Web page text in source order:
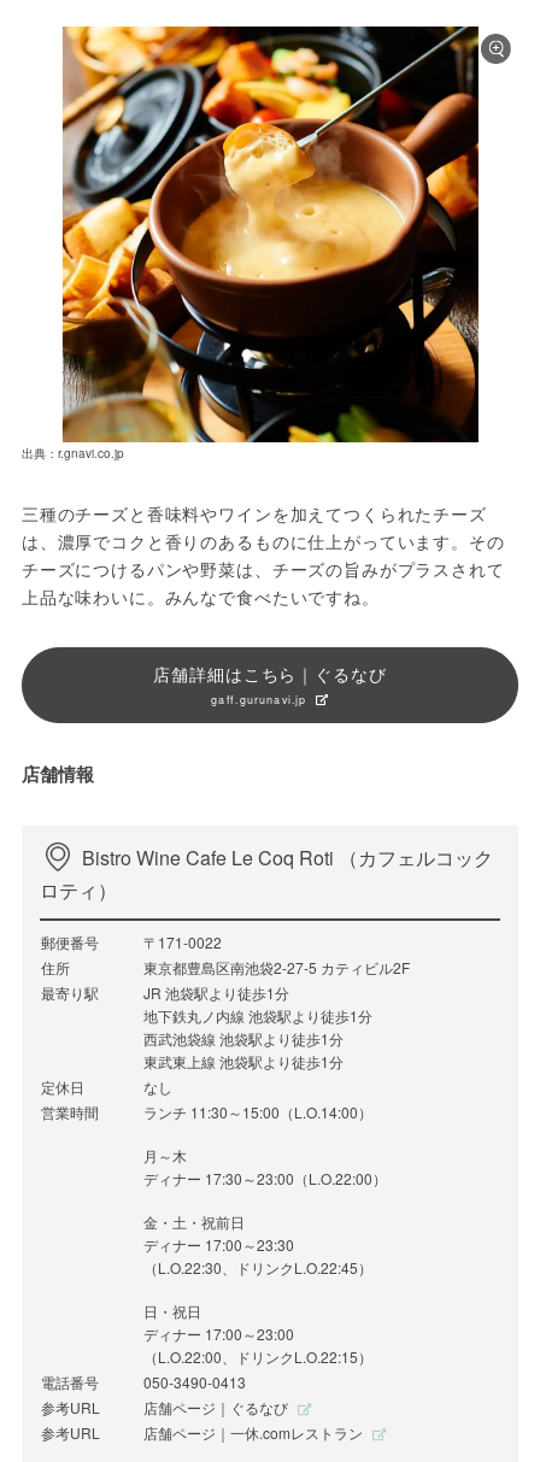
出典：r.gnavi.co.jp
三種のチーズと香味料やワインを加えてつくられたチーズ
は、濃厚でコクと香りのあるものに仕上がっています。その
チーズにつけるパンや野菜は、チーズの旨みがプラスされて
上品な味わいに。みんなで食べたいですね。
店舗詳細はこちら｜ぐるなび
gaff.gurunavi.jp
店舗情報
Bistro Wine Cafe Le Coq Roti （カフェルコック
ロティ）
郵便番号
〒171-0022
住所
東京都豊島区南池袋2-27-5 カティビル2F
最寄り駅
JR 池袋駅より徒歩1分
地下鉄丸ノ内線 池袋駅より徒歩1分
西武池袋線 池袋駅より徒歩1分
東武東上線 池袋駅より徒歩1分
定休日
なし
営業時間
ランチ 11:30～15:00（L.O.14:00）
月～木
ディナー 17:30～23:00（L.O.22:00）
金・土・祝前日
ディナー 17:00～23:30
（L.O.22:30、ドリンクL.O.22:45）
日・祝日
ディナー 17:00～23:00
（L.O.22:00、ドリンクL.O.22:15）
電話番号
050-3490-0413
参考URL
店舗ページ｜ぐるなび
参考URL
店舗ページ｜一休.comレストラン